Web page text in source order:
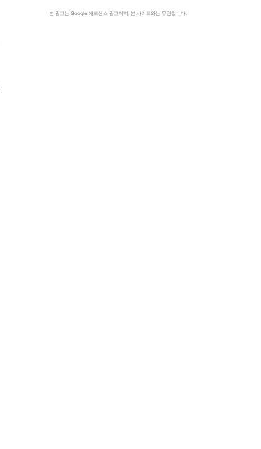
본 광고는 Google 애드센스 광고이며, 본 사이트와는 무관합니다.